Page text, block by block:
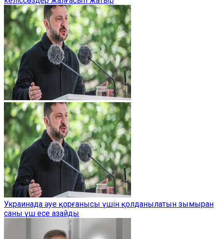
Украинада әуе қорғанысы үшін қолданылатын зымыран
саны үш есе азайды